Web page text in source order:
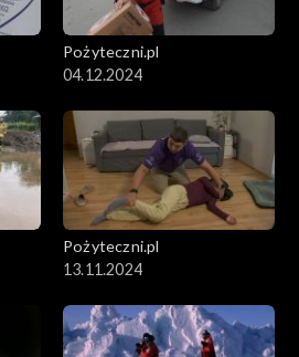
Pożyteczni.pl
04.12.2024
Pożyteczni.pl
13.11.2024